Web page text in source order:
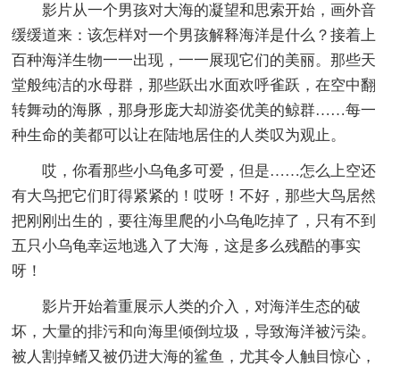
影片从一个男孩对大海的凝望和思索开始，画外音
缓缓道来：该怎样对一个男孩解释海洋是什么？接着上
百种海洋生物一一出现，一一展现它们的美丽。那些天
堂般纯洁的水母群，那些跃出水面欢呼雀跃，在空中翻
转舞动的海豚，那身形庞大却游姿优美的鲸群……每一
种生命的美都可以让在陆地居住的人类叹为观止。
哎，你看那些小乌龟多可爱，但是……怎么上空还
有大鸟把它们盯得紧紧的！哎呀！不好，那些大鸟居然
把刚刚出生的，要往海里爬的小乌龟吃掉了，只有不到
五只小乌龟幸运地逃入了大海，这是多么残酷的事实
呀！
影片开始着重展示人类的介入，对海洋生态的破
坏，大量的排污和向海里倾倒垃圾，导致海洋被污染。
被人割掉鳍又被仍进大海的鲨鱼，尤其令人触目惊心，